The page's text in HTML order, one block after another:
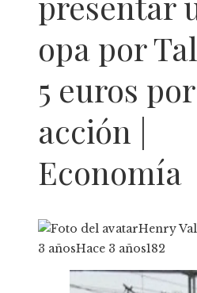
opa por
5 euros por
acción |
Economía
Henry
3 añosHace 3 años182